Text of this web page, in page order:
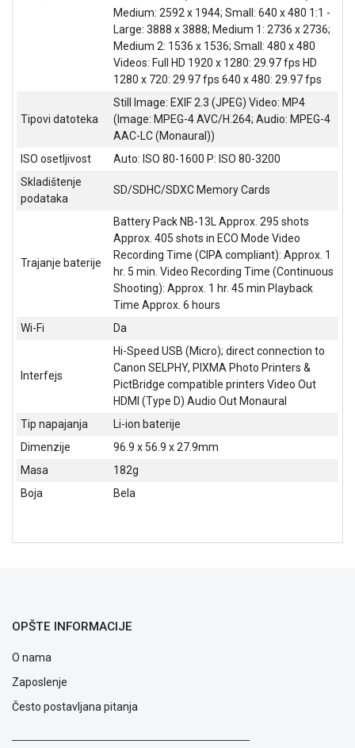
KRIPTO
IGRAČKE
Blog
plaćanja
Medium: 2592 x 1944; Small: 640 x 480 1:1 -
Large: 3888 x 3888; Medium 1: 2736 x 2736;
Medium 2: 1536 x 1536; Small: 480 x 480
Videos: Full HD 1920 x 1280: 29.97 fps HD
1280 x 720: 29.97 fps 640 x 480: 29.97 fps
Tipovi datoteka
Still Image: EXIF 2.3 (JPEG) Video: MP4
(Image: MPEG-4 AVC/H.264; Audio: MPEG-4
AAC-LC (Monaural))
ISO osetljivost
Auto: ISO 80-1600 P: ISO 80-3200
Skladištenje
podataka
SD/SDHC/SDXC Memory Cards
Trajanje baterije
Battery Pack NB-13L Approx. 295 shots
Approx. 405 shots in ECO Mode Video
Recording Time (CIPA compliant): Approx. 1
hr. 5 min. Video Recording Time (Continuous
Shooting): Approx. 1 hr. 45 min Playback
Time Approx. 6 hours
Wi-Fi
Da
Interfejs
Hi-Speed USB (Micro); direct connection to
Canon SELPHY, PIXMA Photo Printers &
PictBridge compatible printers Video Out
HDMI (Type D) Audio Out Monaural
Tip napajanja
Li-ion baterije
Dimenzije
96.9 x 56.9 x 27.9mm
Masa
182g
Boja
Bela
OPŠTE INFORMACIJE
O nama
Zaposlenje
Često postavljana pitanja